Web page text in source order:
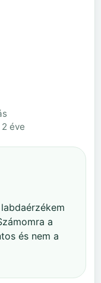
éve
a
és nem a